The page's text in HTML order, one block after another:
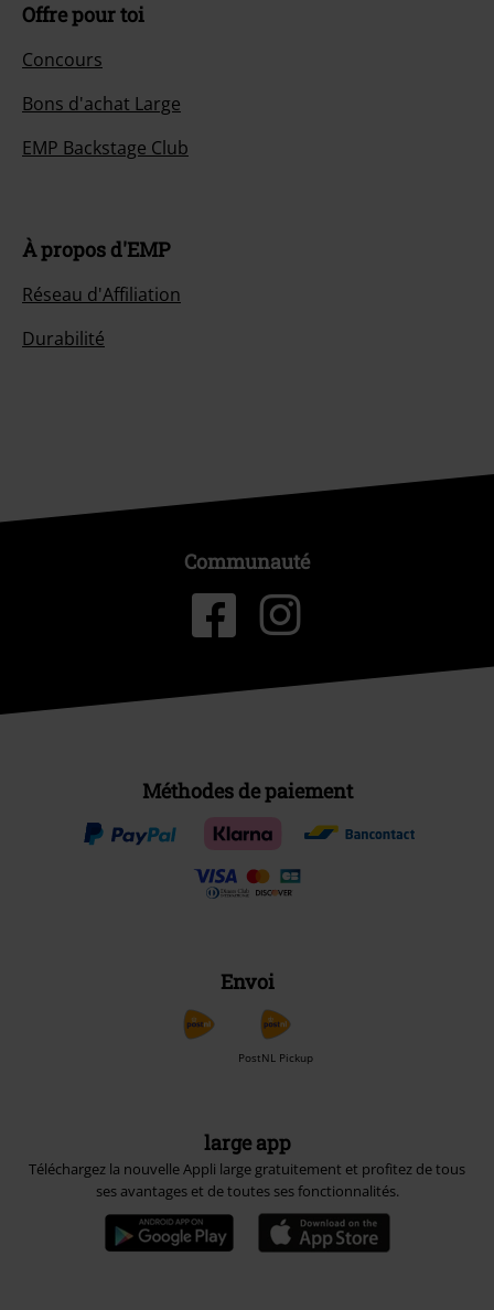
Offre pour toi
Concours
Bons d'achat Large
EMP Backstage Club
À propos d'EMP
Réseau d'Affiliation
Durabilité
Communauté
Méthodes de paiement
Envoi
PostNL Pickup
large app
Téléchargez la nouvelle Appli large gratuitement et profitez de tous
ses avantages et de toutes ses fonctionnalités.